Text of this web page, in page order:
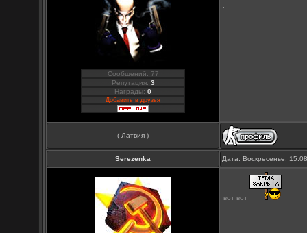
Сообщений: 77
Репутация: 3
Награды:0
Добавить в друзья
( Латвия )
Serezenka Дата: Воскресенье,
вот вот